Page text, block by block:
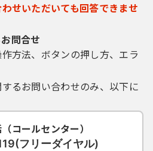
せいただいても回答できませ
問合せ
方法、ボタンの押し方、エラ
るお問い合わせのみ、以下に
コールセンター）
フリーダイヤル)